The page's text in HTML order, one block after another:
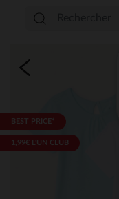
BEST PRICE*
1,99€ L'UN CLUB